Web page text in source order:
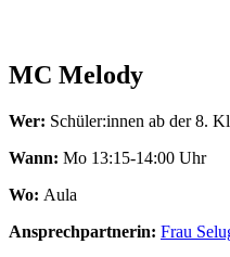
MC Melody
Wer: Schüler:innen ab der 8.
Wann: Mo 13:15-14:00 Uhr
Wo: Aula
Ansprechpartnerin: Frau